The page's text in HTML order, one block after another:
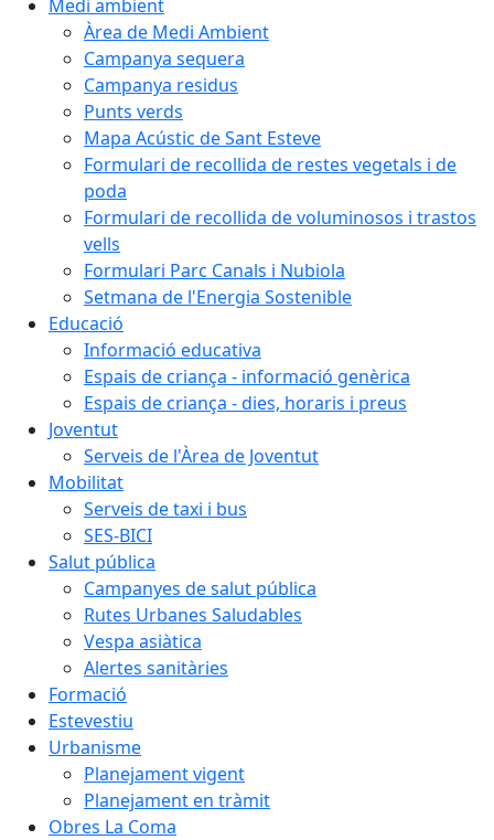
Medi ambient
Àrea de Medi Ambient
Campanya sequera
Campanya residus
Punts verds
Mapa Acústic de Sant Esteve
Formulari de recollida de restes vegetals i de
poda
Formulari de recollida de voluminosos i trastos
vells
Formulari Parc Canals i Nubiola
Setmana de l'Energia Sostenible
Educació
Informació educativa
Espais de criança - informació genèrica
Espais de criança - dies, horaris i preus
Joventut
Serveis de l'Àrea de Joventut
Mobilitat
Serveis de taxi i bus
SES-BICI
Salut pública
Campanyes de salut pública
Rutes Urbanes Saludables
Vespa asiàtica
Alertes sanitàries
Formació
Estevestiu
Urbanisme
Planejament vigent
Planejament en tràmit
Obres La Coma